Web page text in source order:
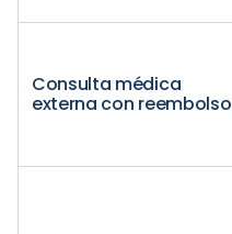
Consulta médica
externa con reembolso